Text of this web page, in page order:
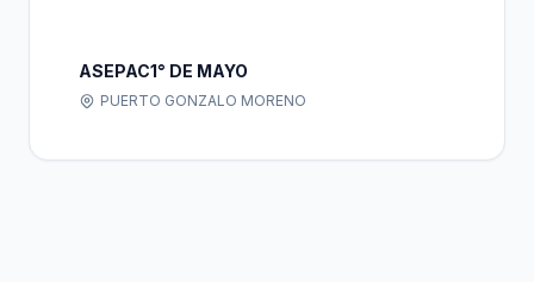
ASEPAC1° DE MAYO
PUERTO GONZALO MORENO